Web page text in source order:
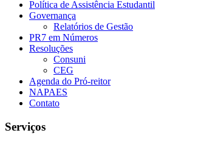
Política de Assistência Estudantil
Governança
Relatórios de Gestão
PR7 em Números
Resoluções
Consuni
CEG
Agenda do Pró-reitor
NAPAES
Contato
Serviços